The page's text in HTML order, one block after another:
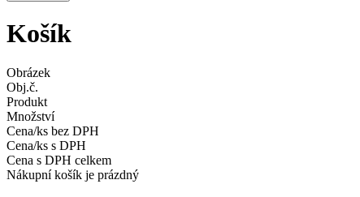
Košík
Obrázek
Obj.č.
Produkt
Množství
Cena/ks bez DPH
Cena/ks s DPH
Cena s DPH celkem
Nákupní košík je prázdný